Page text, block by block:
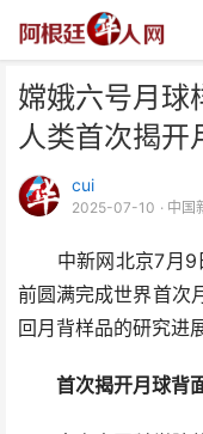
嫦娥六号月球
人类首次揭开
cui
2025-07-10 · 中国
中新网北京7月9
前圆满完成世界首次
回月背样品的研究进
首次揭开月球背
嫦娥六号月球样
布 为人类首次揭